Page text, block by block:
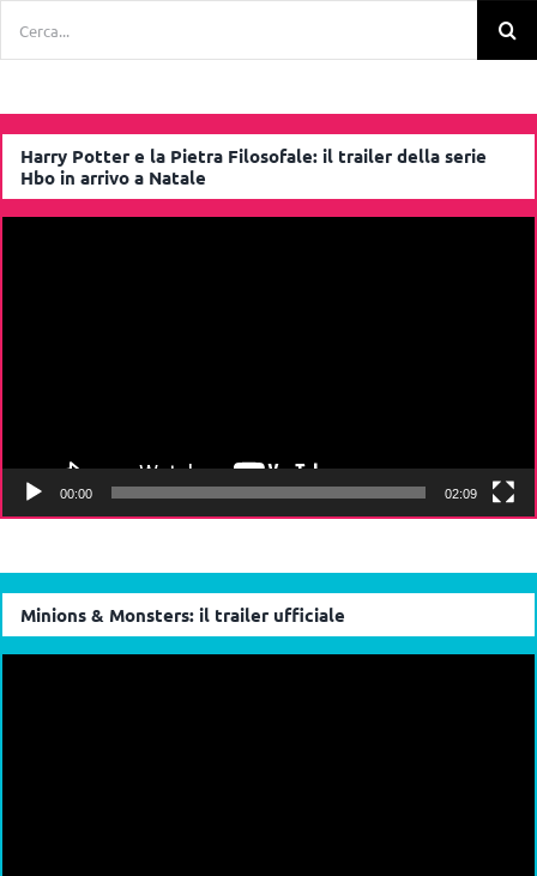
Harry Potter e la Pietra Filosofale: il trailer della serie
Hbo in arrivo a Natale
00:00 02:09
Minions & Monsters: il trailer ufficiale